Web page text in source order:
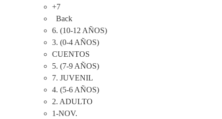
+7
Back
6. (10-12 AÑOS)
3. (0-4 AÑOS)
CUENTOS
5. (7-9 AÑOS)
7. JUVENIL
4. (5-6 AÑOS)
2. ADULTO
1-NOV.